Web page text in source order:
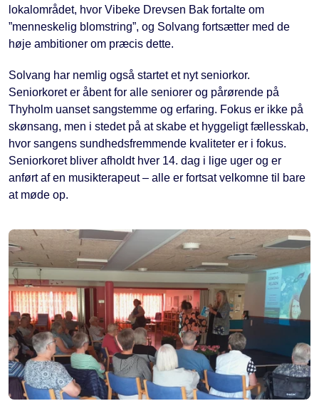
lokalområdet, hvor Vibeke Drevsen Bak fortalte om
”menneskelig blomstring”, og Solvang fortsætter med de
høje ambitioner om præcis dette.
Solvang har nemlig også startet et nyt seniorkor.
Seniorkoret er åbent for alle seniorer og pårørende på
Thyholm uanset sangstemme og erfaring. Fokus er ikke på
skønsang, men i stedet på at skabe et hyggeligt fællesskab,
hvor sangens sundhedsfremmende kvaliteter er i fokus.
Seniorkoret bliver afholdt hver 14. dag i lige uger og er
anført af en musikterapeut – alle er fortsat velkomne til bare
at møde op.